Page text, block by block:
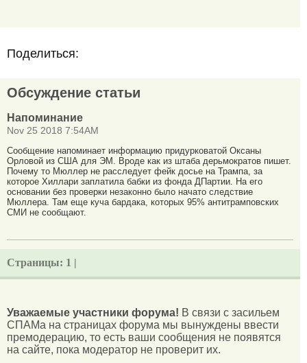
Поделиться:
Обсуждение статьи
Напоминание
Nov 25 2018 7:54AM
Сообщение напоминает информацию придурковатой Оксаны
Орловой из США для ЭМ. Вроде как из штаба дерьмократов пишет.
Почему то Мюллер не расследует фейк досье на Трампа, за
которое Хиллари заплатила бабки из фонда ДПартии. На его
основании без проверки незаконно было начато следствие
Мюллера. Там еще куча бардака, которых 95% антитрамповских
СМИ не сообщают.
Страницы: 1 |
Уважаемые участники форума! В связи с засильем
СПАМа на страницах форума мы вынуждены ввести
премодерацию, то есть ваши сообщения не появятся
на сайте, пока модератор не проверит их.